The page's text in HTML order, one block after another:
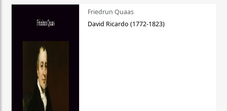
Friedrun Quaas
David Ricardo (1772-1823)